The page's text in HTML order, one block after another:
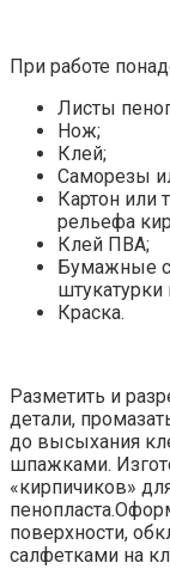
При работе
Листы
Нож;
Клей;
Саморезы
Картон или
рельефа
Клей ПВА;
Бумажные
штукатурки
Краска.
Разметить и
детали,
до высыхания
шпажками.
«кирпичиков»
поверхности,
салфетками на